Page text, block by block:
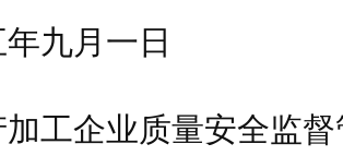
九月一日
工企业质量安全监